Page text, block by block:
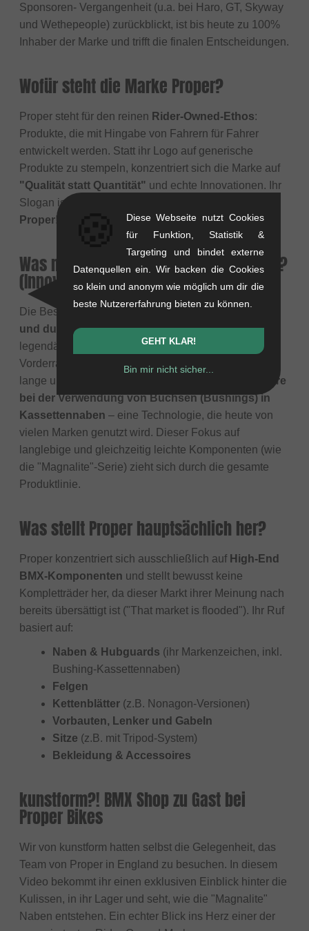
Sponsoren- Vergangenheit (u.a. bei Haro, GT, Skyway
und Wethepeople) zurückblickt, ist bis heute zu 100%
Inhaber der Marke und trifft die finalen Entscheidungen.
Wofür steht die Marke Proper?
Proper steht für den reinen Rider-Owned-Ethos:
Produkte, die mit Hingabe von Fahrern für Fahrer
entwickelt werden. Statt ihr Logo auf generische
Produkte zu stempeln, konzentriert sich die Marke auf
"Qualität statt Quantität" und echte Innovationen. Ihr
Slogan ist einfach: "
Proper!
Was macht Proper-Produkte besonders?
(Innovationen)
Die Besonderheit ist der extreme Fokus auf
und durchdachtes Engineering. Proper wurde
legendär für seine Naben; insbesondere die
Vorderradnaben, die dafür bekannt waren, extrem
lange und leicht zu drehen. Sie waren zudem
Pioniere
bei der Verwendung von Buchsen (Bushings) in
Kassettennaben – eine Technologie, die heute von
vielen Marken genutzt wird. Dieser Fokus auf
langlebige und gleichzeitig leichte Komponenten (wie
die "Magnalite"-Serie) zieht sich durch die gesamte
Produktlinie.
Was stellt Proper hauptsächlich her?
Proper konzentriert sich ausschließlich auf High-End
BMX-Komponenten und stellt bewusst keine
Kompletträder her, da dieser Markt ihrer Meinung nach
bereits übersättigt ist ("That market is flooded"). Ihr Ruf
basiert auf:
Naben & Hubguards (ihr Markenzeichen, inkl.
Bushing-Kassettennaben)
Felgen
Kettenblätter (z.B. Nonagon-Versionen)
Vorbauten, Lenker und Gabeln
Sitze (z.B. mit Tripod-System)
Bekleidung & Accessoires
kunstform?! BMX Shop zu Gast bei
Proper Bikes
Wir von kunstform hatten selbst die Gelegenheit, das
Team von Proper in England zu besuchen. In diesem
Video bekommt ihr einen exklusiven Einblick hinter die
Kulissen, in ihr Lager und seht, wie die "Magnalite"
Naben entstehen. Ein echter Blick ins Herz einer der
Diese Webseite nutzt Cookies
für Funktion, Statistik &
Targeting und bindet externe
Datenquellen ein. Wir backen die Cookies
so klein und anonym wie möglich um dir die
beste Nutzererfahrung bieten zu können.
GEHT KLAR!
Bin mir nicht sicher...